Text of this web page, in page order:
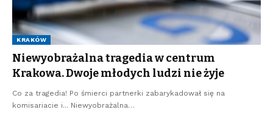
KRAKÓW
Niewyobrażalna tragedia w centrum
Krakowa. Dwoje młodych ludzi nie żyje
Co za tragedia! Po śmierci partnerki zabarykadował się na
komisariacie i... Niewyobrażalna…